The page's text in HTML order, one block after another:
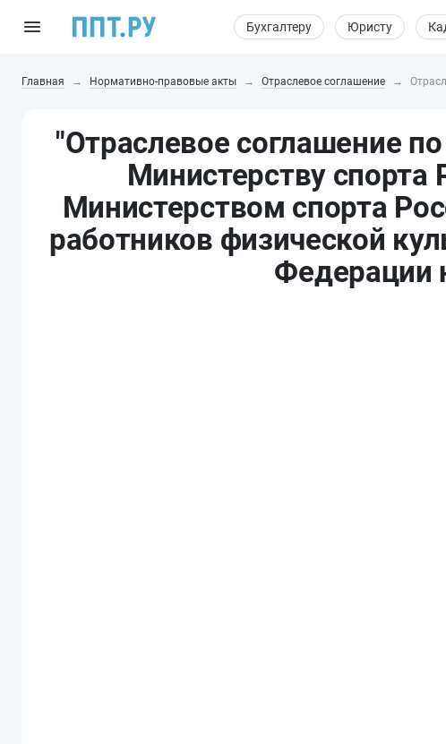
Бухгалтеру Юристу
Главная Нормативно-правовые акты Отраслевое соглашение
"Отраслевое соглашение
Министерству
Министерством спорта
работников физической
Федерации